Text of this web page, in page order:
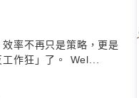
率不再只是策略，更是
作狂」了。 Wel...